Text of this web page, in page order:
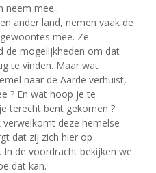
neem mee..
ander land, nemen vaak de
mee. Ze
de mogelijkheden om dat
te vinden. Maar wat
naar de Aarde verhuist,
? En wat hoop je te
terecht bent gekomen ?
deze hemelse
dat zij zich hier op
de voordracht bekijken we
dat kan.